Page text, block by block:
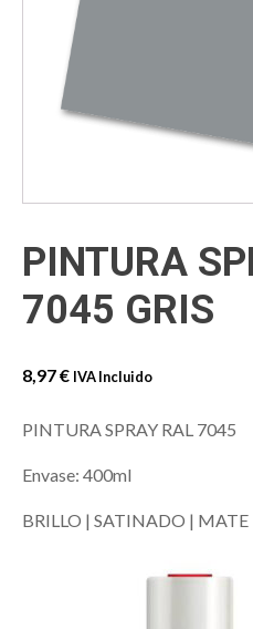
PINTURA
7045 GRIS
8,97€ IVA Incluido
PINTURA SPRAY RAL 7045
Envase: 400ml
BRILLO | SATINADO | MATE